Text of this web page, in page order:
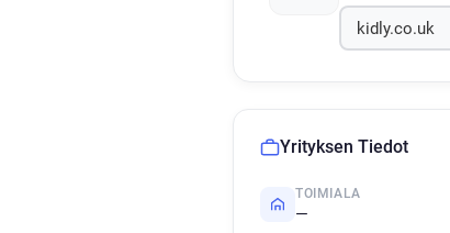
Yrityksen Tiedot
TOIMIALA
—